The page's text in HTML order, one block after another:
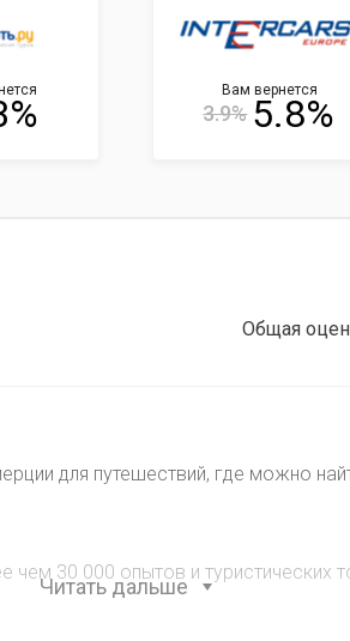
Вам вернется
3.9% 5.8%
Общая
для путешествий, где можно
чем 30 000 опытов и туристических
Читать дальше